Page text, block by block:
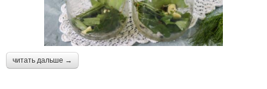
читать дальше →